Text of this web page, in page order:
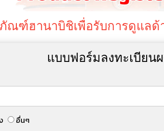
ตรวจสอบสถานะการรับป
ติดต่อเรา
ณฑ์ฮานาบิชิเพื่อรับการดูแล
แบบฟอร์มลงทะเบีย
อื่นๆ